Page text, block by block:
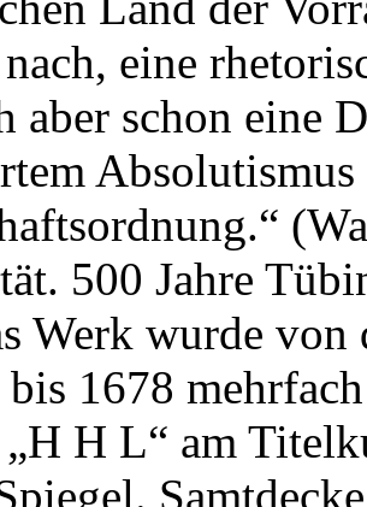
eine
aber schon eine
500 Jahre
Werk wurde
bis 1678
H L“ am